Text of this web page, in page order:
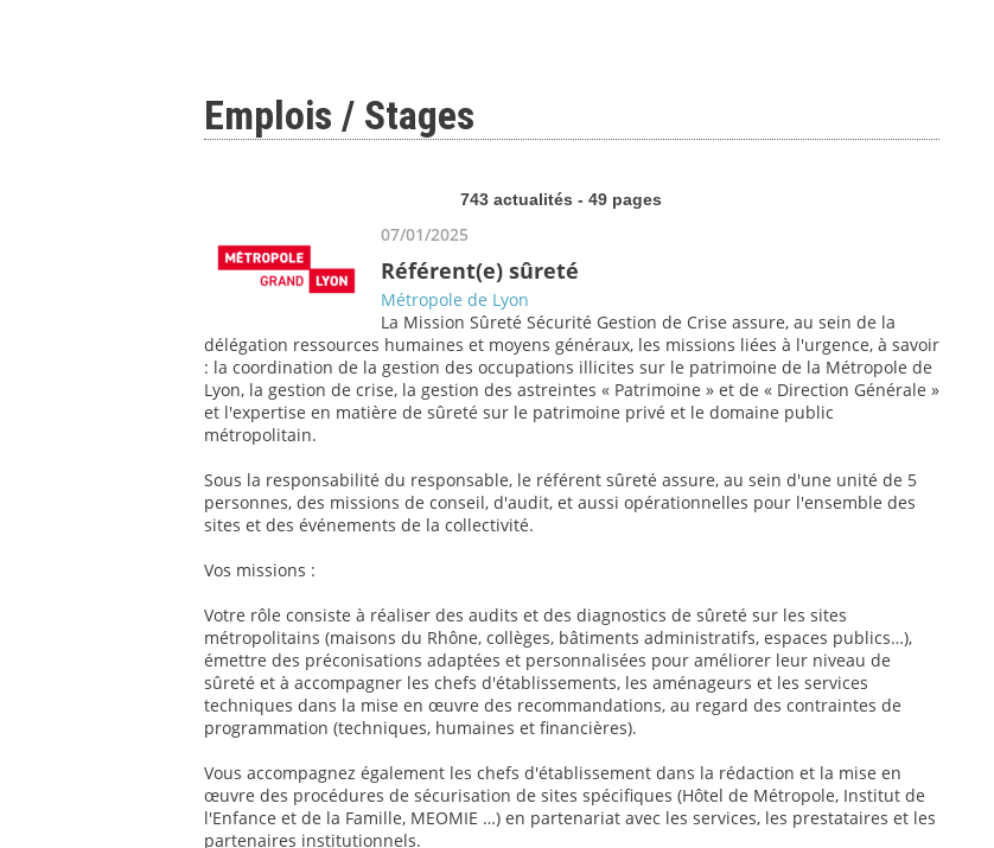
Emplois / Stages
743 actualités - 49 pages
07/01/2025
Référent(e) sûreté
Métropole de Lyon
La Mission Sûreté Sécurité Gestion de Crise assure, au sein de la
délégation ressources humaines et moyens généraux, les missions liées à l'urgence, à savoir
: la coordination de la gestion des occupations illicites sur le patrimoine de la Métropole de
Lyon, la gestion de crise, la gestion des astreintes « Patrimoine » et de « Direction Générale »
et l'expertise en matière de sûreté sur le patrimoine privé et le domaine public
métropolitain.
Sous la responsabilité du responsable, le référent sûreté assure, au sein d'une unité de 5
personnes, des missions de conseil, d'audit, et aussi opérationnelles pour l'ensemble des
sites et des événements de la collectivité.
Vos missions :
Votre rôle consiste à réaliser des audits et des diagnostics de sûreté sur les sites
métropolitains (maisons du Rhône, collèges, bâtiments administratifs, espaces publics…),
émettre des préconisations adaptées et personnalisées pour améliorer leur niveau de
sûreté et à accompagner les chefs d'établissements, les aménageurs et les services
techniques dans la mise en œuvre des recommandations, au regard des contraintes de
programmation (techniques, humaines et financières).
Vous accompagnez également les chefs d'établissement dans la rédaction et la mise en
œuvre des procédures de sécurisation de sites spécifiques (Hôtel de Métropole, Institut de
l'Enfance et de la Famille, MEOMIE …) en partenariat avec les services, les prestataires et les
partenaires institutionnels.